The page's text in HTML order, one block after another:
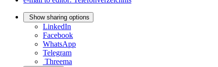
Show sharing options
LinkedIn
Facebook
WhatsApp
Telegram
Threema